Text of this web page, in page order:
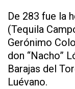
De 283 fue la
(Tequila
Gerónimo
don “Nacho”
Barajas del
Luévano.